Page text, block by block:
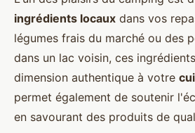
ingrédients locaux dans vos
légumes frais du marché ou des
dans un lac voisin, ces
dimension authentique à votre
permet également de soutenir
en savourant des produits de